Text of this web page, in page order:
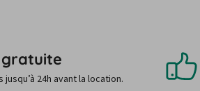
24h avant la location.